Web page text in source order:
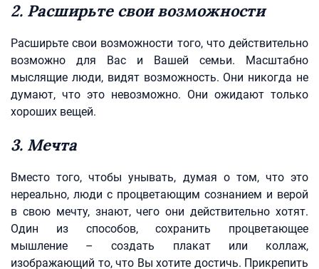
2. Расширьте свои возможности
Расширьте свои возможности того, что действительно
возможно для Вас и Вашей семьи. Масштабно
мыслящие люди, видят возможность. Они никогда не
думают, что это невозможно. Они ожидают только
хороших вещей.
3. Мечта
Вместо того, чтобы унывать, думая о том, что это
нереально, люди с процветающим сознанием и верой
в свою мечту, знают, чего они действительно хотят.
Один из способов, сохранить процветающее
мышление – создать плакат или коллаж,
изображающий то, что Вы хотите достичь. Прикрепить